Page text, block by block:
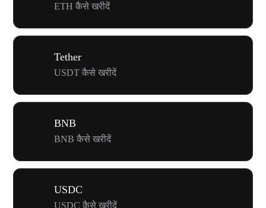
ETH कैसे खरीदें
Tether
USDT कैसे खरीदें
BNB
BNB कैसे खरीदें
USDC
USDC कैसे खरीदें